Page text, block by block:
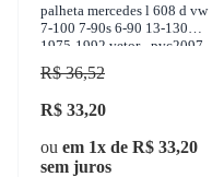
palheta mercedes l 608 d vw
7-100 7-90s 6-90 13-130
1975-1992 vetor - pvc2097
R$ 36,52
R$ 33,20
ou em 1x de R$ 33,20
sem juros